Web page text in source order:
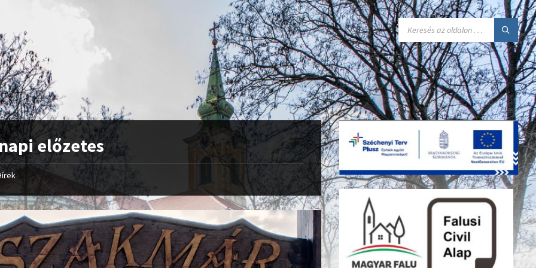
SEARCH:
előzetes